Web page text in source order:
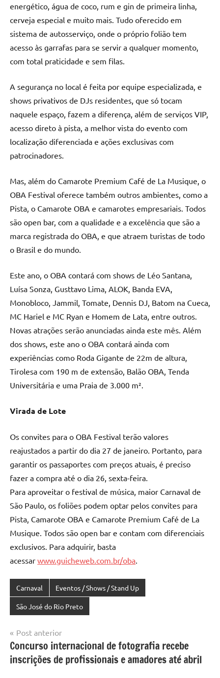
energético, água de coco, rum e gin de primeira linha,
cerveja especial e muito mais. Tudo oferecido em
sistema de autosserviço, onde o próprio folião tem
acesso às garrafas para se servir a qualquer momento,
com total praticidade e sem filas.
A segurança no local é feita por equipe especializada, e
shows privativos de DJs residentes, que só tocam
naquele espaço, fazem a diferença, além de serviços VIP,
acesso direto à pista, a melhor vista do evento com
localização diferenciada e ações exclusivas com
patrocinadores.
Mas, além do Camarote Premium Café de La Musique, o
OBA Festival oferece também outros ambientes, como a
Pista, o Camarote OBA e camarotes empresariais. Todos
são open bar, com a qualidade e a excelência que são a
marca registrada do OBA, e que atraem turistas de todo
o Brasil e do mundo.
Este ano, o OBA contará com shows de Léo Santana,
Luísa Sonza, Gusttavo Lima, ALOK, Banda EVA,
Monobloco, Jammil, Tomate, Dennis DJ, Batom na Cueca,
MC Hariel e MC Ryan e Homem de Lata, entre outros.
Novas atrações serão anunciadas ainda este mês. Além
dos shows, este ano o OBA contará ainda com
experiências como Roda Gigante de 22m de altura,
Tirolesa com 190 m de extensão, Balão OBA, Tenda
Universitária e uma Praia de 3.000 m².
Virada de Lote
Os convites para o OBA Festival terão valores
reajustados a partir do dia 27 de janeiro. Portanto, para
garantir os passaportes com preços atuais, é preciso
fazer a compra até o dia 26, sexta-feira.
Para aproveitar o festival de música, maior Carnaval de
São Paulo, os foliões podem optar pelos convites para
Pista, Camarote OBA e Camarote Premium Café de La
Musique. Todos são open bar e contam com diferenciais
exclusivos. Para adquirir, basta
acessar www.guicheweb.com.br/oba
Carnaval Eventos / Shows / Stand Up
São José do Rio Preto
Navegação
de
Post
Post anterior
Concurso internacional de fotografia recebe
inscrições de profissionais e amadores até abril